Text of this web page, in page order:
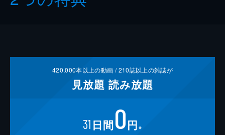
420,000本以上の動画 /210誌以上の雑誌が
見放題 読み放題
31 日間0円 ※